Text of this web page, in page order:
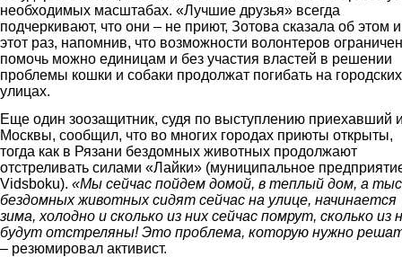
необходимых масштабах. «Лучшие друзья» всегда
подчеркивают, что они – не приют, Зотова сказала об этом
этот раз, напомнив, что возможности волонтеров
помочь можно единицам и без участия властей в решении
проблемы кошки и собаки продолжат погибать на городских
улицах.
Еще один зоозащитник, судя по выступлению приехавший
Москвы, сообщил, что во многих городах приюты открыты,
тогда как в Рязани бездомных животных продолжают
отстреливать силами «Лайки» (муниципальное
Vidsboku). «Мы сейчас пойдем домой, в теплый дом, а
бездомных животных сидят сейчас на улице, начинается
зима, холодно и сколько из них сейчас помрут, сколько из
будут отстреляны! Это проблема, которую нужно
– резюмировал активист.